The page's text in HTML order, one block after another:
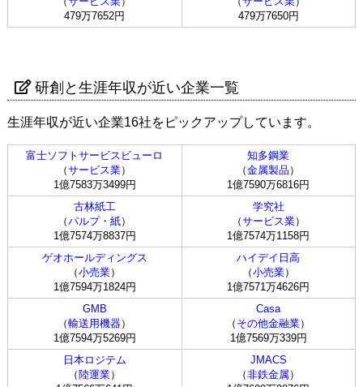
479万7652円
479万7650円
研創と生涯年収が近い企業一覧
生涯年収が近い企業16社をピックアップしています。
富士ソフトサービスビューロ
（サービス業）
1億7583万3499円
知多鋼業
（金属製品 ）
1億7590万6816円
古林紙工
（パルプ・紙）
1億7574万8837円
学究社
（サービス業）
1億7574万1158円
ゲオホールディングス
（小売業）
1億7594万1824円
ハイデイ日高
（小売業）
1億7571万4626円
GMB
（輸送用機器）
1億7594万5269円
Casa
（ その他金融業）
1億7569万339円
日本ロジテム
（ 陸運業）
JMACS
（非鉄金属）